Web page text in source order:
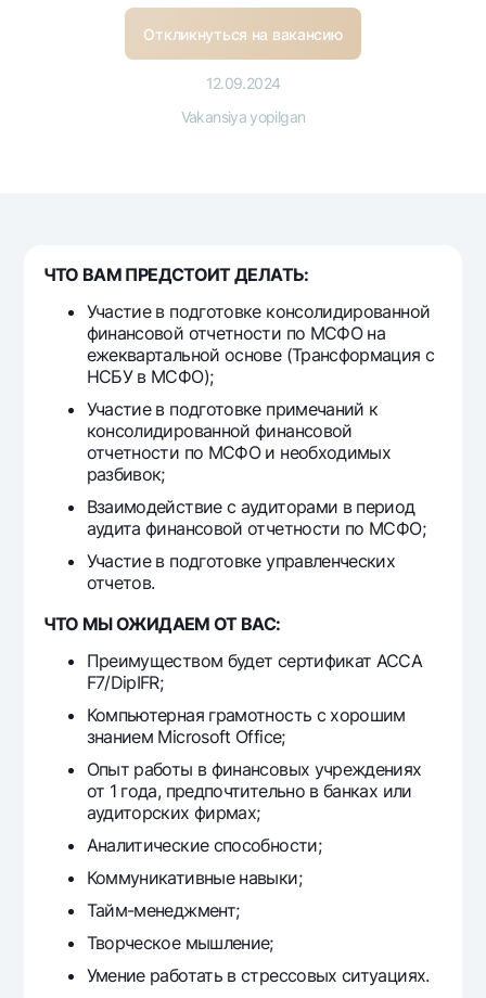
Hamma uchun USD uchun
Talab qilib olinguncha USD
UzCard/HUMO
Eskrou hisobvarag‘i
Sayt bo‘yicha qidiring
Qidirish
Foydali havolalar
Ko'p beriladigan savollar
Matbuot markazi
Ofis va bankomatlar
Shaxsiy ma'lumotlarni qayta ishlashga rozilik berish
Bizni ijtimoiy tarmoqlarda kuzatib boring
+998 78 148-00-101344
Откликнуться на вакансию
12.09.2024
Vakansiya yopilgan
ЧТО ВАМ ПРЕДСТОИТ ДЕЛАТЬ:
Участие в подготовке консолидированной
финансовой отчетности по МСФО на
ежеквартальной основе (Трансформация с
НСБУ в МСФО);
Участие в подготовке примечаний к
консолидированной финансовой
отчетности по МСФО и необходимых
разбивок;
Взаимодействие с аудиторами в период
аудита финансовой отчетности по МСФО;
Участие в подготовке управленческих
отчетов.
ЧТО МЫ ОЖИДАЕМ ОТ ВАС:
Преимуществом будет сертификат ACCA
F7/DipIFR;
Компьютерная грамотность с хорошим
знанием Microsoft Office;
Опыт работы в финансовых учреждениях
от 1 года, предпочтительно в банках или
аудиторских фирмах;
Аналитические способности;
Коммуникативные навыки;
Тайм-менеджмент;
Творческое мышление;
Умение работать в стрессовых ситуациях.